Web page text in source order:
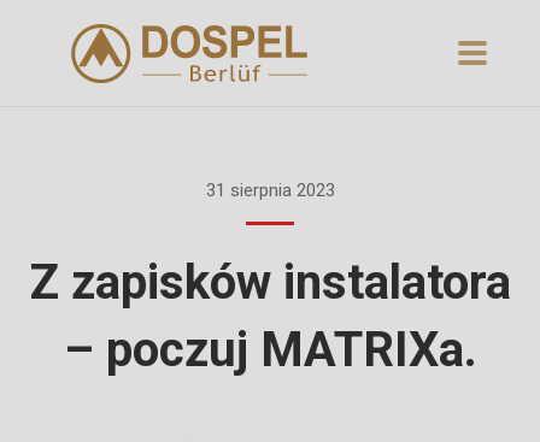
31 sierpnia 2023
Z zapisków instalatora
– poczuj MATRIXa.